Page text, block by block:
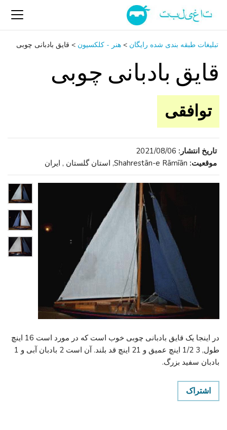
تبلیغات طبقه بندی شده رایگان > هنر - کلکسیون > قایق بادبانی چوبی
قایق بادبانی چوبی
توافقی
تاریخ انتشار: 2021/08/06
موقعیت: Shahrestān-e Rāmīān, استان گلستان , ایران
در اینجا یک قایق بادبانی چوبی خوب است که در مورد است 16 اینچ
طول, 3 1/2 اینچ عمیق و 21 اینچ قد بلند. آن است 2 بادبان آبی و 1
بادبان سفید بزرگ.
اشتراک